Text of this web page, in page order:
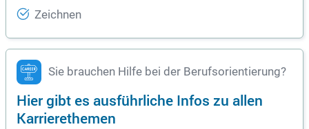
Zeichnen
Sie brauchen Hilfe bei der Berufsorientierung?
Hier gibt es ausführliche Infos zu allen
Karrierethemen